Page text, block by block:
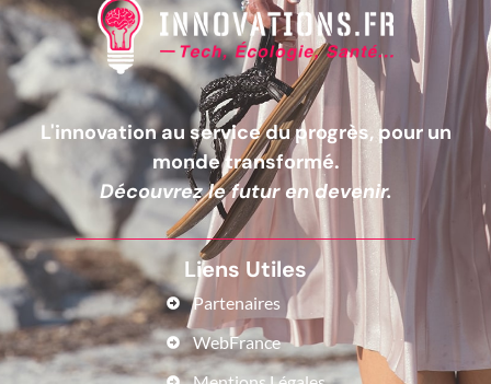
L'innovation au service du progrès, pour un
monde transformé.
Découvrez le futur en devenir.
Liens Utiles
Partenaires
WebFrance